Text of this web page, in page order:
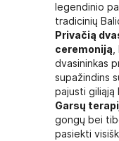
legendinio
tradicinių
Privačią
ceremoniją
dvasininkas
supažindins
pajusti giliąją
Garsų
gongų bei
pasiekti